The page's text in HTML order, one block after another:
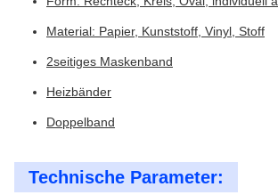
Material: Papier, Kunststoff, Vinyl, Stoff
2seitiges Maskenband
Heizbänder
Doppelband
Technische Parameter: